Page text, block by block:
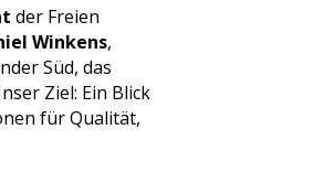
der Freien
Winkens,
Süd, das
Ziel: Ein Blick
für Qualität,